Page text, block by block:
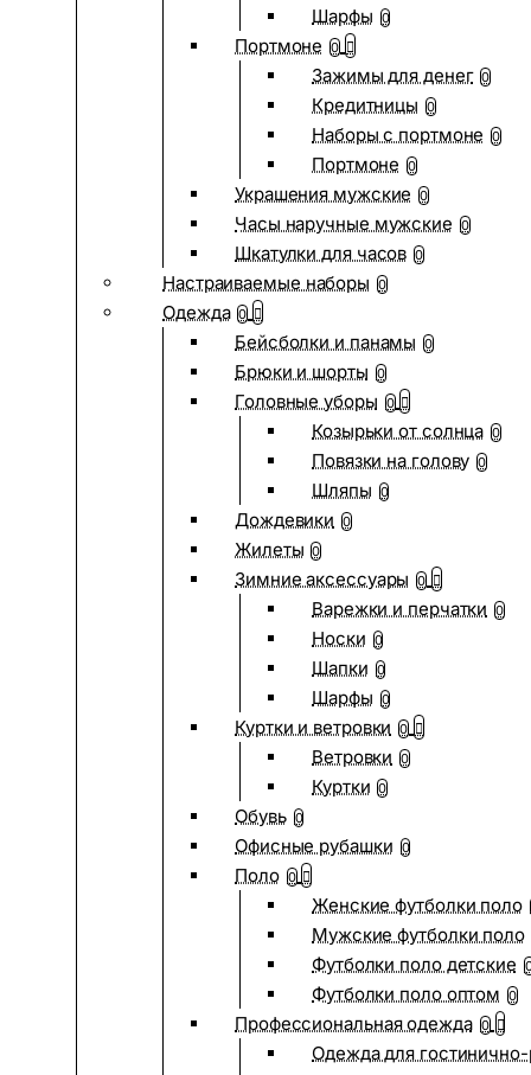
Шарфы 0
Портмоне 0
Зажимы для денег 0
Кредитницы 0
Наборы с портмоне 0
Портмоне 0
Украшения мужские 0
Часы наручные мужские 0
Шкатулки для часов 0
Настраиваемые наборы 0
Одежда 0
Бейсболки и панамы 0
Брюки и шорты 0
Головные уборы 0
Козырьки от солнца 0
Повязки на голову 0
Шляпы 0
Дождевики 0
Жилеты 0
Зимние аксессуары 0
Варежки и перчатки 0
Носки 0
Шапки 0
Шарфы 0
Куртки и ветровки 0
Ветровки 0
Куртки 0
Обувь 0
Офисные рубашки 0
Поло 0
Женские футболки поло
Мужские футболки поло
Футболки поло детские
Футболки поло оптом 0
Профессиональная одежда 0
Одежда для